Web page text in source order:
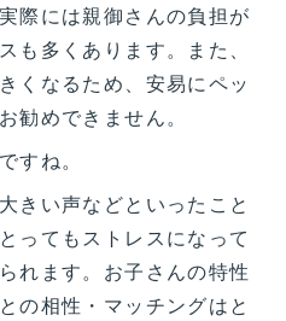
際には親御さんの負担が
も多くあります。また、
くなるため、安易にペッ
勧めできません。
すね。
きい声などといったこと
ってもストレスになって
れます。お子さんの特性
の相性・マッチングはと